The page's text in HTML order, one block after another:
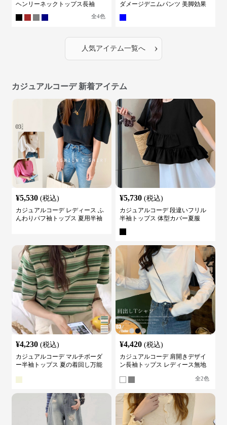
ヘンリーネックトップス長袖
全4色
ダメージデニムパンツ 美脚効果
人気アイテム一覧へ ›
カジュアルコーデ 新着アイテム
¥5,530 (税込)
カジュアルコーデ レディース ふ
んわりパフ袖トップス 夏用半袖
¥5,730 (税込)
カジュアルコーデ 段違いフリル
半袖トップス 体型カバー夏服
¥4,230 (税込)
カジュアルコーデ マルチボーダ
ー半袖トップス 夏の着回し万能
¥4,420 (税込)
カジュアルコーデ 肩開きデザイ
ン長袖トップス レディース無地
全2色